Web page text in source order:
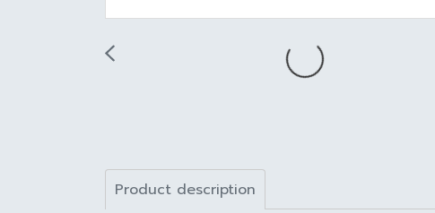
Product description